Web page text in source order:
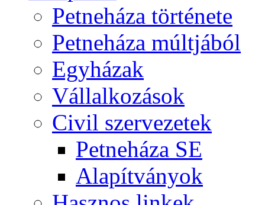
Petneháza története
Petneháza múltjából
Egyházak
Vállalkozások
Civil szervezetek
Petneháza SE
Alapítványok